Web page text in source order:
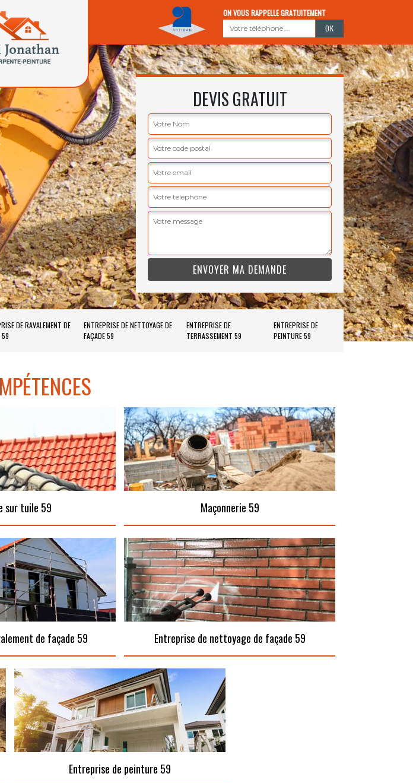
ON VOUS RAPPELLE GRATUITEMENT
DEVIS GRATUIT
DE RAVALEMENT DE
59
ENTREPRISE DE NETTOYAGE DE
FAÇADE 59
ENTREPRISE DE
TERRASSEMENT 59
ENTREPRISE DE
PEINTURE 59
sur tuile 59 Maçonnerie 59
de façade 59 Entreprise de nettoyage de façade 59
Entreprise de peinture 59